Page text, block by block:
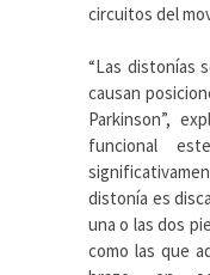
circuitos del
“Las distonías
causan
Parkinson”,
funcional
distonía es
una o las dos
como las que